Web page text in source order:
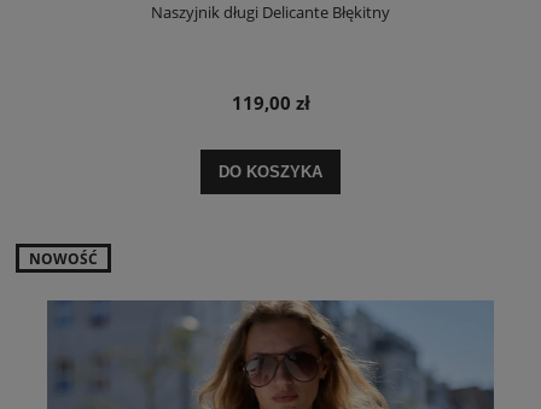
Naszyjnik długi Delicante Błękitny
119,00 zł
DO KOSZYKA
NOWOŚĆ